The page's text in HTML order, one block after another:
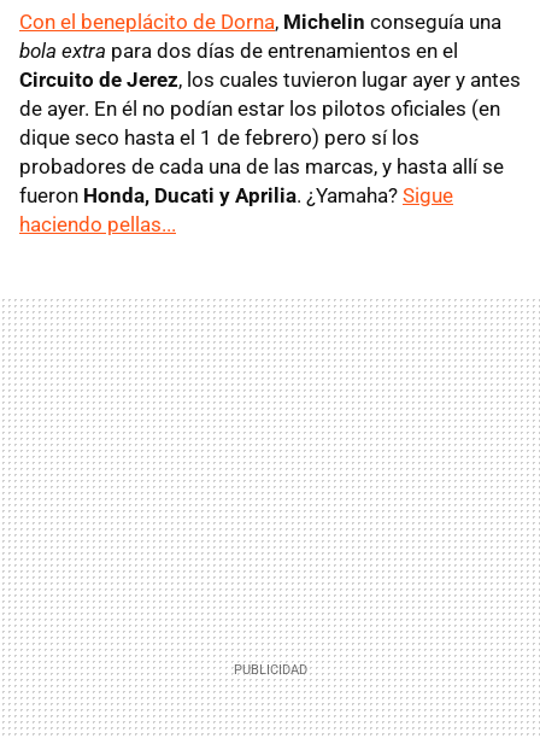
Con el beneplácito de Dorna, Michelin conseguía una
bola extra para dos días de entrenamientos en el
Circuito de Jerez, los cuales tuvieron lugar ayer y antes
de ayer. En él no podían estar los pilotos oficiales (en
dique seco hasta el 1 de febrero) pero sí los
probadores de cada una de las marcas, y hasta allí se
fueron Honda, Ducati y Aprilia. ¿Yamaha? Sigue
haciendo pellas...